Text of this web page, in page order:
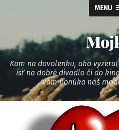
MENU
Kam na dovolenku, ako
ísť na dobré divadlo či do
vám ponúka náš